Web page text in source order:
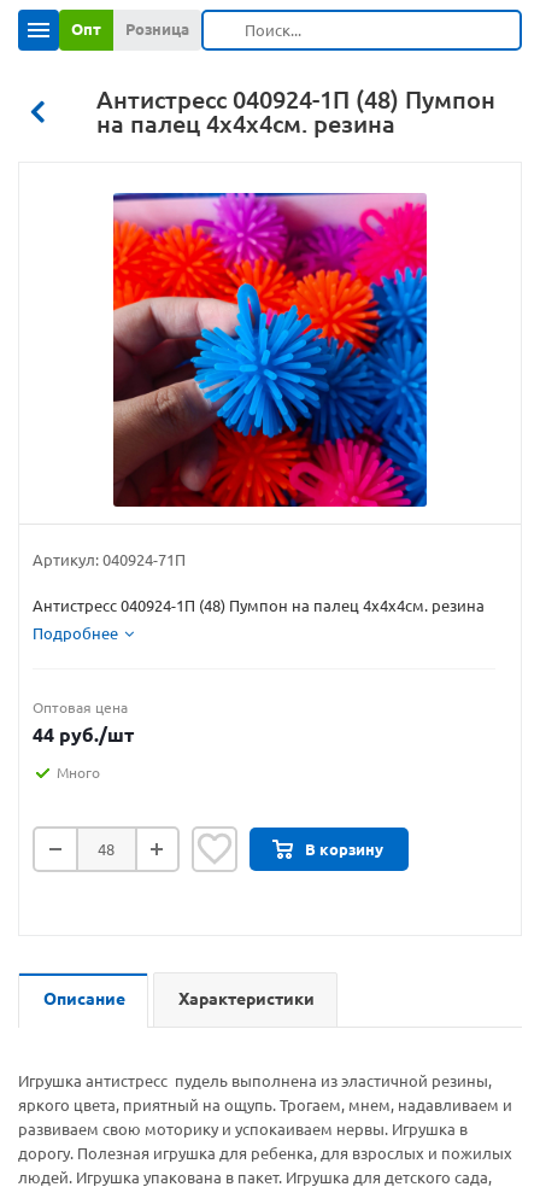
Опт Розница
Антистресс 040924-1П (48) Пумпон
на палец 4х4х4см. резина
Артикул: 040924-71П
Антистресс 040924-1П (48) Пумпон на палец 4х4х4см. резина
Подробнее
Оптовая цена
44 руб./шт
Много
В корзину
Описание Характеристики
Игрушка антистресс пудель выполнена из эластичной резины,
яркого цвета, приятный на ощупь. Трогаем, мнем, надавливаем и
развиваем свою моторику и успокаиваем нервы. Игрушка в
дорогу. Полезная игрушка для ребенка, для взрослых и пожилых
людей. Игрушка упакована в пакет. Игрушка для детского сада,